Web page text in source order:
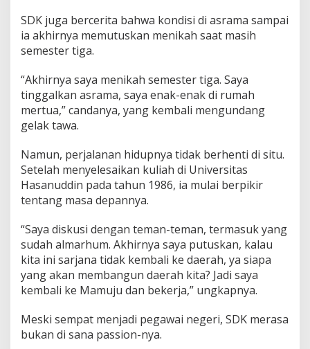
k
P
e
a
h
B
a
n
g
k
a
n
a
d
G
u
b
r
n
u
SDK juga bercerita bahwa kondisi di asrama sampai
ia akhirnya memutuskan menikah saat masih
semester tiga.
“Akhirnya saya menikah semester tiga. Saya
tinggalkan asrama, saya enak-enak di rumah
mertua,” candanya, yang kembali mengundang
gelak tawa.
Namun, perjalanan hidupnya tidak berhenti di situ.
Setelah menyelesaikan kuliah di Universitas
Hasanuddin pada tahun 1986, ia mulai berpikir
tentang masa depannya.
“Saya diskusi dengan teman-teman, termasuk yang
sudah almarhum. Akhirnya saya putuskan, kalau
kita ini sarjana tidak kembali ke daerah, ya siapa
yang akan membangun daerah kita? Jadi saya
kembali ke Mamuju dan bekerja,” ungkapnya.
Meski sempat menjadi pegawai negeri, SDK merasa
bukan di sana passion-nya.